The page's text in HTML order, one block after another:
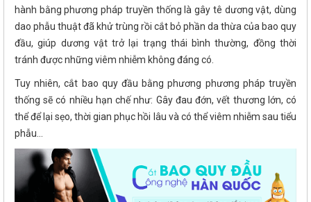
hành bằng phương pháp truyền thống là gây tê dương vật, dùng
dao phẫu thuật đã khử trùng rồi cắt bỏ phần da thừa của bao quy
đầu, giúp dương vật trở lại trạng thái bình thường, đồng thời
tránh được những viêm nhiễm không đáng có.
Tuy nhiên, cắt bao quy đầu bằng phương phương pháp truyền
thống sẽ có nhiều hạn chế như: Gây đau đớn, vết thương lớn, có
thể để lại sẹo, thời gian phục hồi lâu và có thể viêm nhiễm sau tiểu
phẫu…